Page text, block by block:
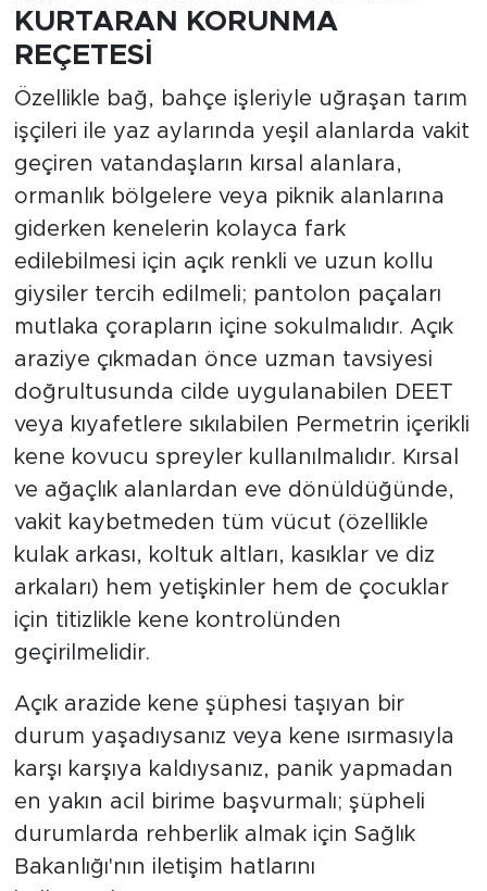
KURTARAN KORUNMA
REÇETESİ
Özellikle bağ, bahçe işleriyle uğraşan tarım
işçileri ile yaz aylarında yeşil alanlarda vakit
geçiren vatandaşların kırsal alanlara,
ormanlık bölgelere veya piknik alanlarına
giderken kenelerin kolayca fark
edilebilmesi için açık renkli ve uzun kollu
giysiler tercih edilmeli; pantolon paçaları
mutlaka çorapların içine sokulmalıdır. Açık
araziye çıkmadan önce uzman tavsiyesi
doğrultusunda cilde uygulanabilen DEET
veya kıyafetlere sıkılabilen Permetrin içerikli
kene kovucu spreyler kullanılmalıdır. Kırsal
ve ağaçlık alanlardan eve dönüldüğünde,
vakit kaybetmeden tüm vücut (özellikle
kulak arkası, koltuk altları, kasıklar ve diz
arkaları) hem yetişkinler hem de çocuklar
için titizlikle kene kontrolünden
geçirilmelidir.
Açık arazide kene şüphesi taşıyan bir
durum yaşadıysanız veya kene ısırmasıyla
karşı karşıya kaldıysanız, panik yapmadan
en yakın acil birime başvurmalı; şüpheli
durumlarda rehberlik almak için Sağlık
Bakanlığı'nın iletişim hatlarını